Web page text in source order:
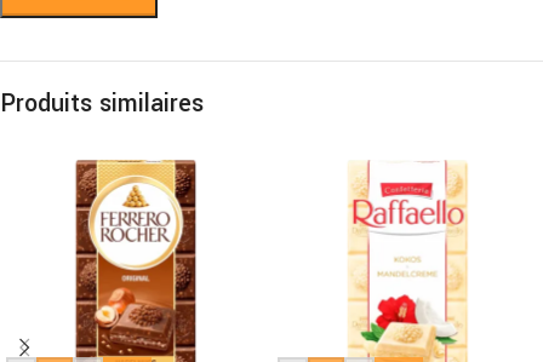
Produits similaires